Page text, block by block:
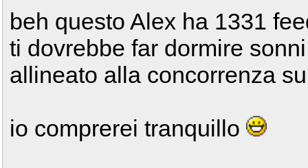
beh questo Alex ha 1331
ti dovrebbe far dormire
allineato alla concorrenza
io comprerei tranquillo